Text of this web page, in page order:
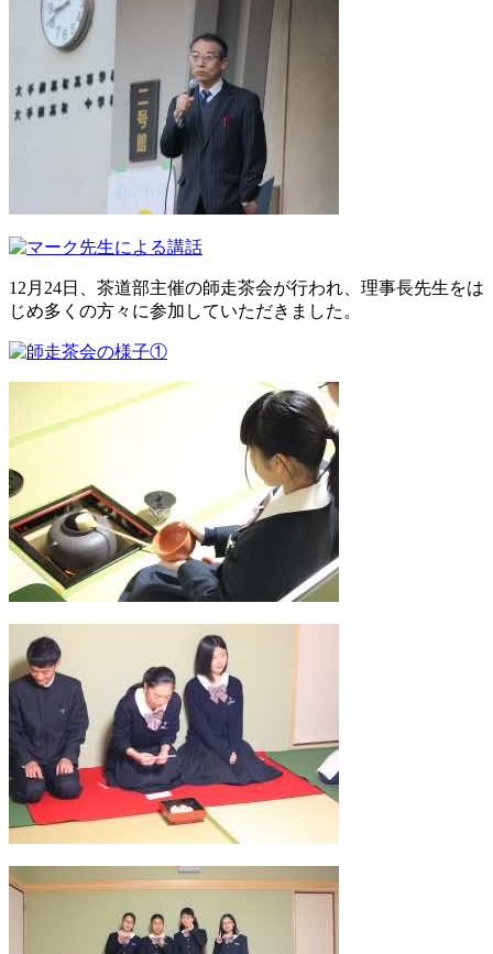
12月24日、茶道部主催の師走茶会が行われ、理事長先生をは
じめ多くの方々に参加していただきました。